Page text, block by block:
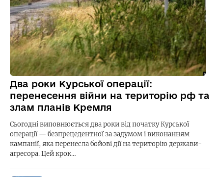
Два роки Курської операції:
перенесення війни на територію рф та
злам планів Кремля
Сьогодні виповнюється два роки від початку Курської
операції — безпрецедентної за задумом і виконанням
кампанії, яка перенесла бойові дії на територію держави-
агресора. Цей крок…